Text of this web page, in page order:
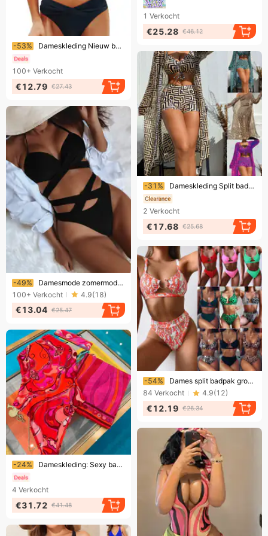
1 Verkocht
€25.28 €46.12
Eindigt binnenkort!
-53% Dameskleding Nieuw badpak Dames badpak
100+ Verkocht
€12.79 €27.43
Eindigt binnenkort!
-31% Dameskleding Split badpak cover-up driedelig geplooid strand hoge taille boxershort zwembroek
2 Verkocht
€17.68 €25.68
Eindigt binnenkort!
-49%
Damesmode zomermode bikini effen kleur sexy dames tweedelig badpak met hoge tailleband
100+ Verkocht 4.9(18)
€13.04 €25.47
Eindigt binnenkort!
-54%
Dames split badpak groene luipaardprint bikini nieuw effen badpak
84 Verkocht 4.9(12)
€12.19 €26.34
Eindigt binnenkort!
-24% Dameskleding: Sexy badpak en bikini set - Stijlvolle strandkleding met vierkante sjaal
4 Verkocht
€31.72 €41.48